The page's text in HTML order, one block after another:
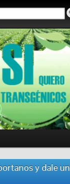
y dale un